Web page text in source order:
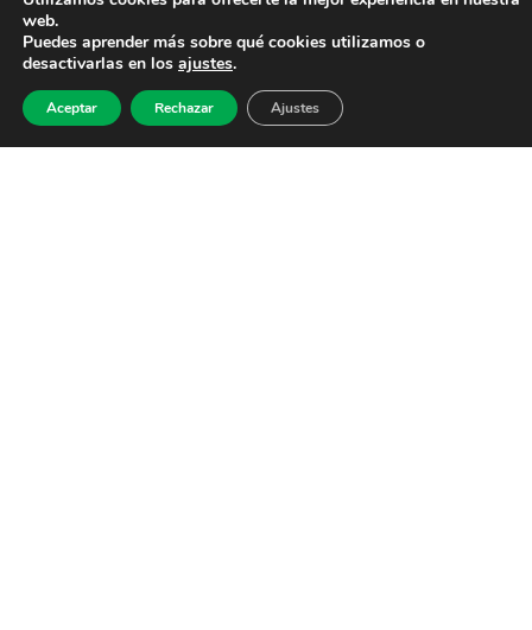
web.
Puedes aprender más sobre qué cookies utilizamos o
desactivarlas en los ajustes.
Aceptar Rechazar Ajustes